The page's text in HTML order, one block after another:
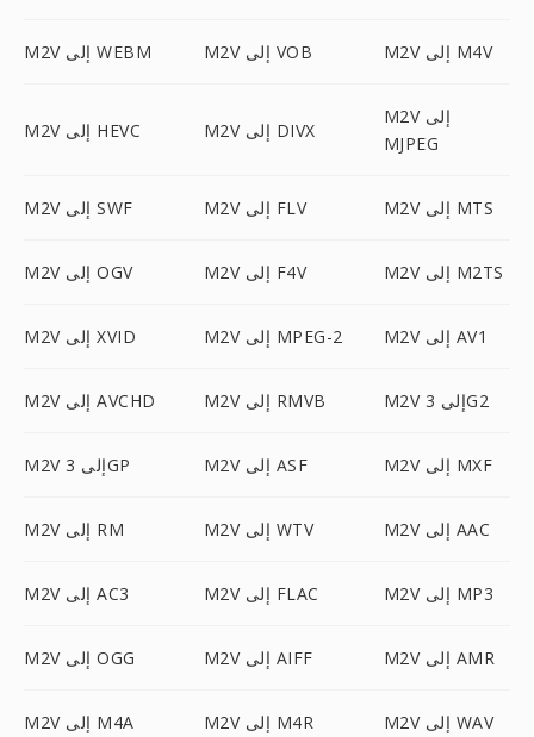
M2V إلى WEBM M2V إلى VOB M2V إلى M4V
M2V إلى HEVC M2V إلى DIVX
M2V إلى
MJPEG
M2V إلى SWF M2V إلى FLV M2V إلى MTS
M2V إلى OGV M2V إلى F4V M2V إلى M2TS
M2V إلى XVID M2V إلى MPEG-2 M2V إلى AV1
M2V إلى AVCHD M2V إلى RMVB M2V إلى 3G2
M2V إلى 3GP M2V إلى ASF M2V إلى MXF
M2V إلى RM M2V إلى WTV M2V إلى AAC
M2V إلى AC3 M2V إلى FLAC M2V إلى MP3
M2V إلى OGG M2V إلى AIFF M2V إلى AMR
M2V إلى M4A M2V إلى M4R M2V إلى WAV